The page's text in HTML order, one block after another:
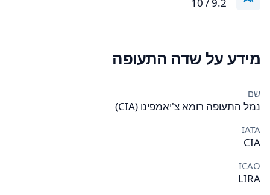
מידע על שדה התעופה
שם
נמל התעופה רומא צ'יאמפינו (CIA)
IATA
CIA
ICAO
LIRA